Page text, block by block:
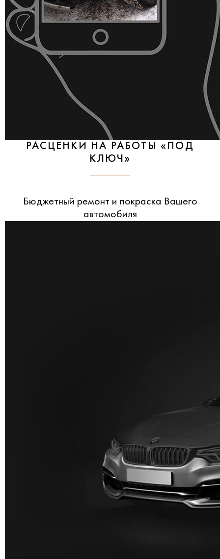
РАСЦЕНКИ НА РАБОТЫ «ПОД
КЛЮЧ»
Бюджетный ремонт и покраска Вашего
автомобиля